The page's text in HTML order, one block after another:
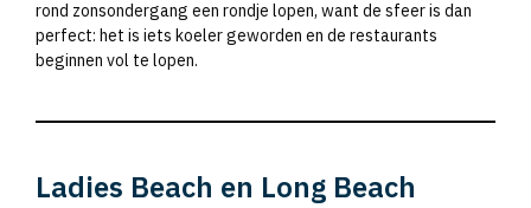
rond zonsondergang een rondje lopen, want de sfeer is dan
perfect: het is iets koeler geworden en de restaurants
beginnen vol te lopen.
Ladies Beach en Long Beach